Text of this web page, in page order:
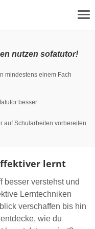
nutzen sofatutor!
mindestens einem Fach
besser
auf Schularbeiten vorbereiten
lernt
besser verstehst und
Lerntechniken
verschaffen bis hin
wie du